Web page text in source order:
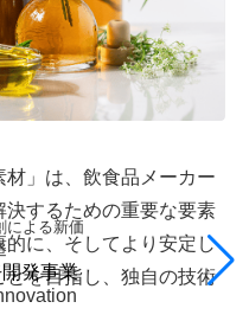
による新価
発事業
」は、飲食品メーカー
するための重要な要素
に、そしてより安定し
を目指し、独自の技術